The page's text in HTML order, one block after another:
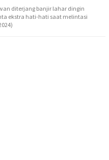
diterjang banjir lahar dingin
ekstra hati-hati saat melintasi